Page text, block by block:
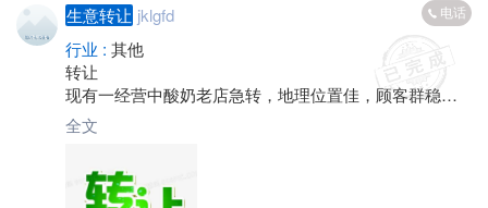
生意转让 jklgfd 电话
行业 : 其他
转让
现有一经营中酸奶老店急转，地理位置佳，顾客群稳
定，因店主自身原因，整店转让，接手即可盈利，有意
者电话或微信联系，联系电话*****2527微信号wangchun
全文